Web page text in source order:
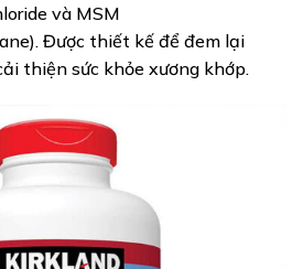
và MSM
Được thiết kế để đem lại
thiện sức khỏe xương khớp.